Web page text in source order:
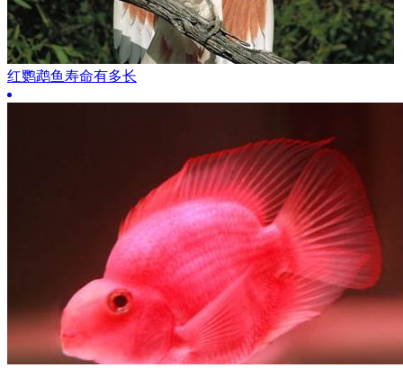
红鹦鹉鱼寿命有多长